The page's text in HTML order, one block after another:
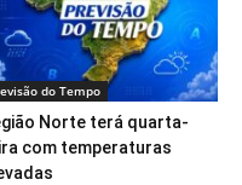
do Tempo
Norte terá quarta-
com temperaturas